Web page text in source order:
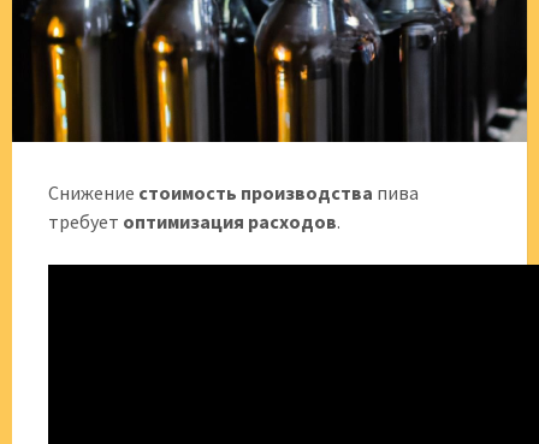
Снижение стоимость производства пива
требует оптимизация расходов.